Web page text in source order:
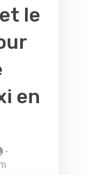
le
en
-